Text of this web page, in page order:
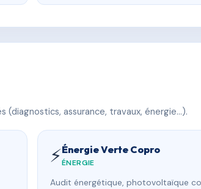
assurance, travaux, énergie…).
⚡Énergie Verte Copro
ÉNERGIE
Audit énergétique, photovoltaïque